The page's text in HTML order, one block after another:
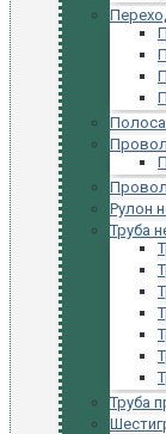
Рулон
Труба
Труба